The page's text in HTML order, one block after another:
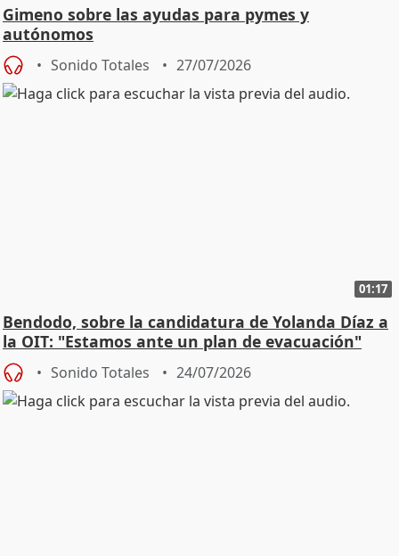
Gimeno sobre las ayudas para pymes y
autónomos
Sonido Totales 27/07/2026
01:17
Bendodo, sobre la candidatura de Yolanda Díaz a
la OIT: "Estamos ante un plan de evacuación"
Sonido Totales 24/07/2026